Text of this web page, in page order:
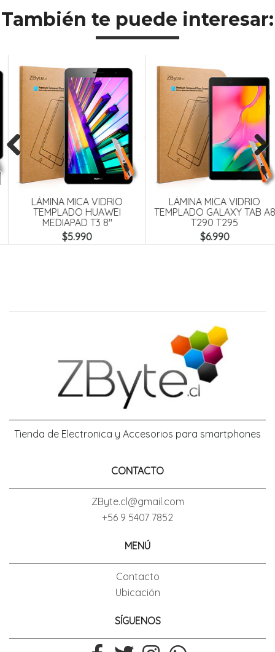
También te puede interesar:
LÁMINA MICA VIDRIO
TEMPLADO HUAWEI
MEDIAPAD T3 8"
$5.990
LÁMINA MICA VIDRIO
TEMPLADO GALAXY TAB A8
T290 T295
$6.990
Next
Tienda de Electronica y Accesorios para smartphones
CONTACTO
ZByte.cl@gmail.com
+56 9 5407 7852
MENÚ
Contacto
Ubicación
SÍGUENOS